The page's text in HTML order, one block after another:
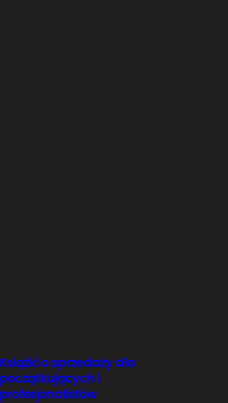
Książki o sprzedaży dla
początkujących i
profesjonalistów